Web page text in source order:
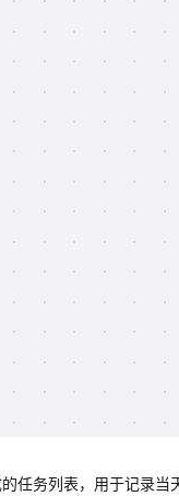
任务列表，用于记录